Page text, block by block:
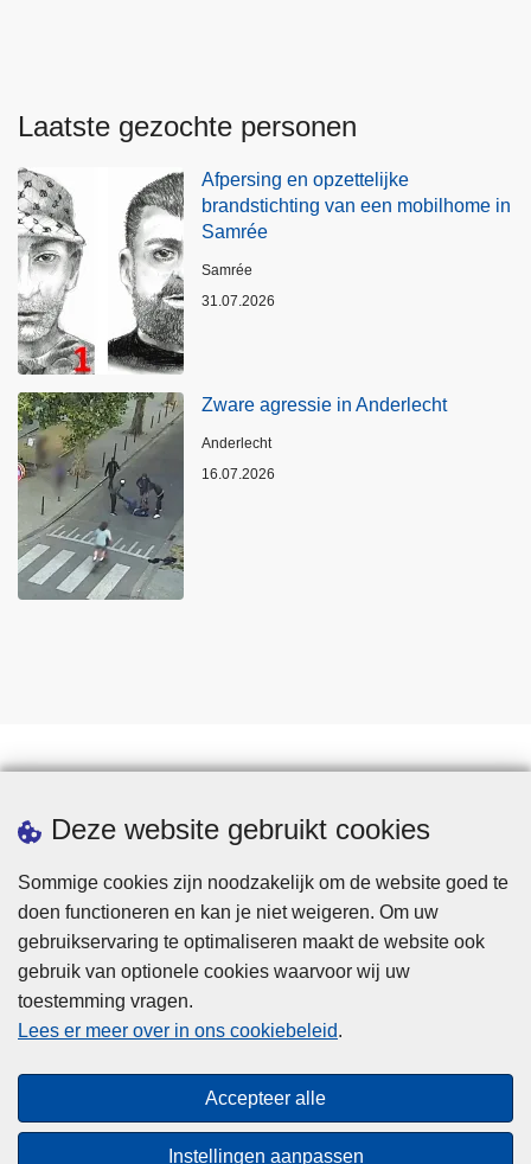
Deze website gebruikt cookies
Sommige cookies zijn noodzakelijk om de website goed te
doen functioneren en kan je niet weigeren. Om uw
gebruikservaring te optimaliseren maakt de website ook
gebruik van optionele cookies waarvoor wij uw
toestemming vragen.
Lees er meer over in ons cookiebeleid.
Accepteer alle
Instellingen aanpassen
Laatste gezochte personen
Afpersing en opzettelijke
brandstichting van een mobilhome in
Samrée
Plaats
Samrée
31.07.2026
Zware agressie in Anderlecht
Plaats
Anderlecht
16.07.2026
Privacy
Cookies
Toegankelijkheid